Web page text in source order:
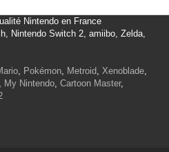
Nintendo en France
Nintendo Switch 2, amiibo, Zelda,
, Pokémon, Metroid, Xenoblade,
, My Nintendo, Cartoon Master,